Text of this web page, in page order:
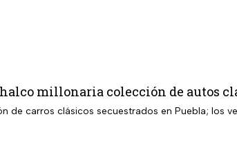
millonaria colección de autos
de carros clásicos secuestrados en Puebla; los